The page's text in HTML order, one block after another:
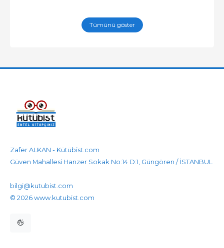
Tümünü göster
Zafer ALKAN - Kütübist.com
Güven Mahallesi Hanzer Sokak No:14 D:1, Güngören / İSTANBUL
bilgi@kutubist.com
© 2026 www.kutubist.com